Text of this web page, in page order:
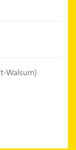
Walsum)